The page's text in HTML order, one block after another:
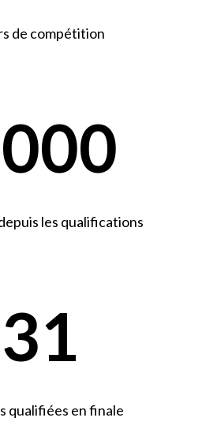
de compétition
les qualifications
31
qualifiées en finale